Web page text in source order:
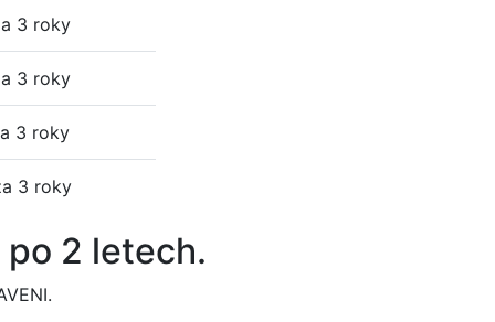
3 roky
3 roky
3 roky
3 roky
2 letech.